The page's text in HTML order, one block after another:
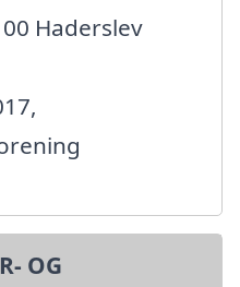
Haderslev
OG